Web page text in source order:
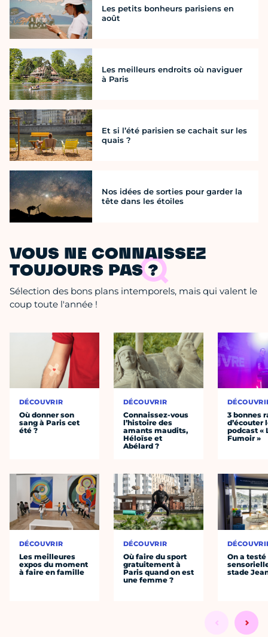
Les petits bonheurs parisiens en
août
Les meilleurs endroits où naviguer
à Paris
Et si l’été parisien se cachait sur les
quais ?
Nos idées de sorties pour garder la
tête dans les étoiles
VOUS NE CONNAISSEZ
TOUJOURS PAS ?
Sélection des bons plans intemporels, mais qui valent le
coup toute l'année !
DÉCOUVRIR
Où donner son
sang à Paris cet
été ?
DÉCOUVRIR
Les meilleures
expos du moment
à faire en famille
DÉCOUVRIR
Connaissez-vous
l’histoire des
amants maudits,
Héloïse et
Abélard ?
DÉCOUVRIR
Où faire du sport
gratuitement à
Paris quand on est
une femme ?
3 bonnes
d’écouter
podcast «
Fumoir »
On a
stade